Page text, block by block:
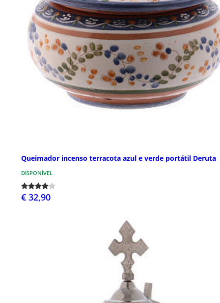
Queimador incenso terracota azul e verde portátil Deruta
DISPONÍVEL
€ 32,90